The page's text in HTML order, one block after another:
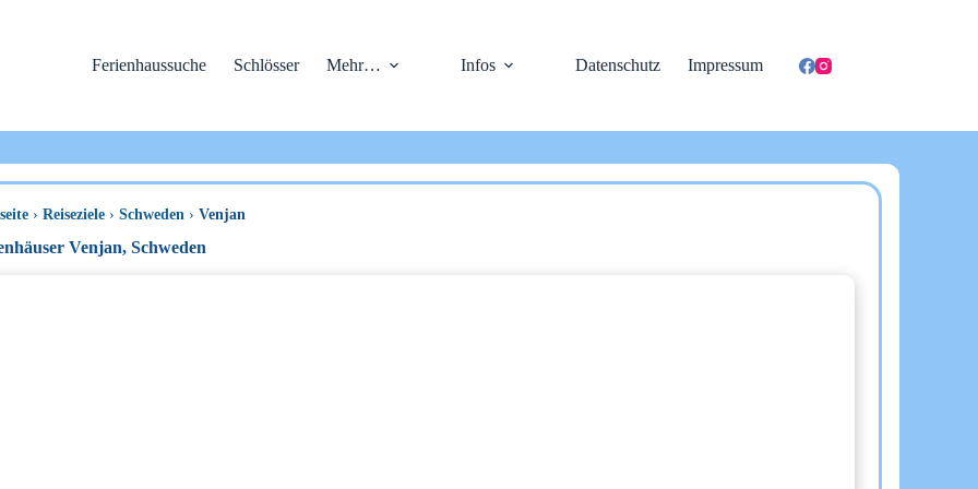
Ferienhaussuche Schlösser Mehr… Infos Datenschutz Impressum
› Reiseziele › Schweden › Venjan
Venjan, Schweden